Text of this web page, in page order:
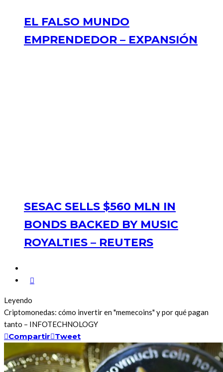
EL FALSO MUNDO
EMPRENDEDOR – EXPANSIÓN
SESAC SELLS $560 MLN IN
BONDS BACKED BY MUSIC
ROYALTIES – REUTERS
Leyendo
Criptomonedas: cómo invertir en "memecoins" y por qué pagan
tanto – INFOTECHNOLOGY
Compartir Tweet